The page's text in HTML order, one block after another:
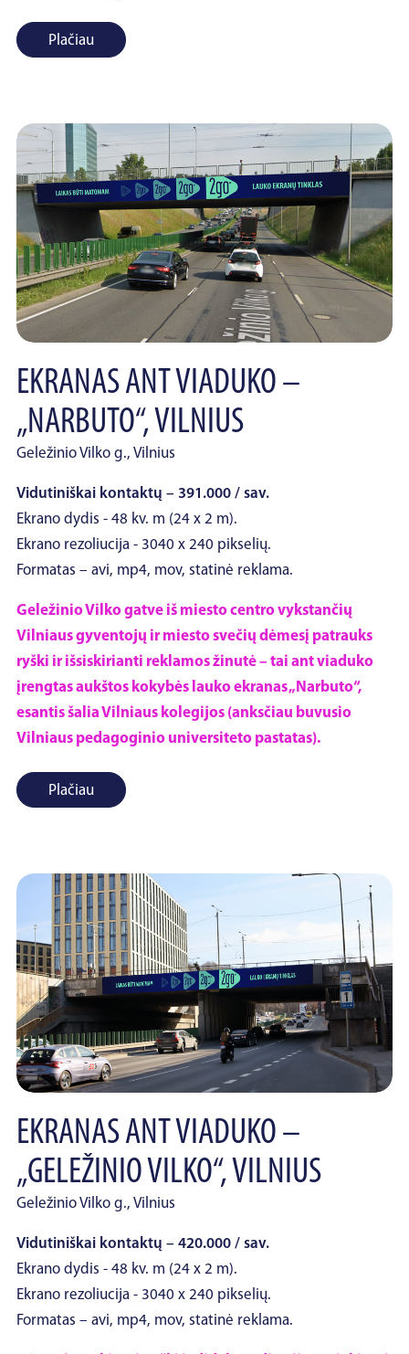
Plačiau
EKRANAS ANT VIADUKO –
„NARBUTO“, VILNIUS
Geležinio Vilko g., Vilnius
Vidutiniškai kontaktų – 391.000 / sav.
Ekrano dydis - 48 kv. m (24 x 2 m).
Ekrano rezoliucija - 3040 x 240 pikselių.
Formatas – avi, mp4, mov, statinė reklama.
Geležinio Vilko gatve iš miesto centro vykstančių
Vilniaus gyventojų ir miesto svečių dėmesį patrauks
ryški ir išsiskirianti reklamos žinutė – tai ant viaduko
įrengtas aukštos kokybės lauko ekranas „Narbuto“,
esantis šalia Vilniaus kolegijos (anksčiau buvusio
Vilniaus pedagoginio universiteto pastatas).
Plačiau
EKRANAS ANT VIADUKO –
„GELEŽINIO VILKO“, VILNIUS
Geležinio Vilko g., Vilnius
Vidutiniškai kontaktų – 420.000 / sav.
Ekrano dydis - 48 kv. m (24 x 2 m).
Ekrano rezoliucija - 3040 x 240 pikselių.
Formatas – avi, mp4, mov, statinė reklama.